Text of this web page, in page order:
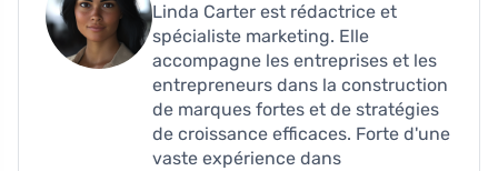
Linda Carter est rédactrice et
spécialiste marketing. Elle
accompagne les entreprises et les
entrepreneurs dans la construction
de marques fortes et de stratégies
de croissance efficaces. Forte d'une
vaste expérience dans